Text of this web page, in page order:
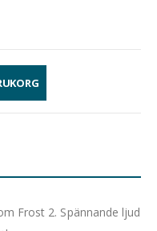
Frost 2. Spännande ljud